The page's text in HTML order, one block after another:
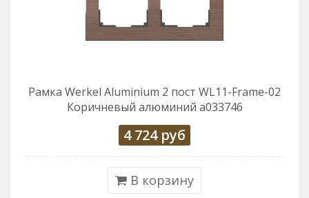
Рамка Werkel Aluminium 2 пост WL11-Frame-02
Коричневый алюминий a033746
4 724руб
В корзину